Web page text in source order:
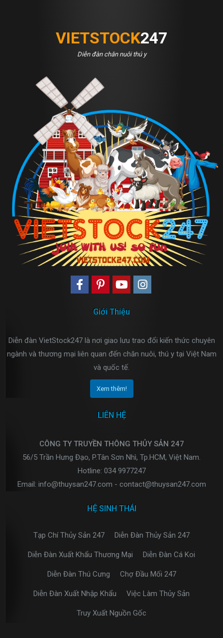
VIETSTOCK247
Diễn đàn chăn nuôi thú y
Giới Thiệu
Diễn đàn VietStock247 là nơi giao lưu trao đổi kiến thức chuyên
ngành và thương mại liên quan đến chăn nuôi, thú y tại Việt Nam
và quốc tế.
Xem thêm!
LIÊN HỆ
CÔNG TY TRUYỀN THÔNG THỦY SẢN 247
56/5 Trần Hưng Đạo, P.Tân Sơn Nhì, Tp.HCM, Việt Nam.
Hotline: 034 9977247
Email: info@thuysan247.com - contact@thuysan247.com
HỆ SINH THÁI
Tạp Chí Thủy Sản 247 Diễn Đàn Thủy Sản 247
Diễn Đàn Xuất Khẩu Thương Mại Diễn Đàn Cá Koi
Diễn Đàn Thú Cưng Chợ Đầu Mối 247
Diễn Đàn Xuất Nhập Khẩu Việc Làm Thủy Sản
Truy Xuất Nguồn Gốc